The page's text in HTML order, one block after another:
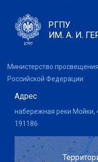
РГПУ
ИМ. А. И.
Министерство просвещения
Российской Федерации
Адрес
набережная реки Мойки,
191186